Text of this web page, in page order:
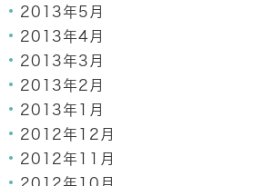
2013年5月
2013年4月
2013年3月
2013年2月
2013年1月
2012年12月
2012年11月